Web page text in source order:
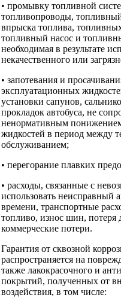
• промывку топливной
топливопроводы,
впрыска топлива,
топливный насос и
необходимая в результате
некачественного или
• запотевания и
эксплуатационных
установки сапунов,
прокладок автобуса, не
ненормативным
жидкостей в период между
обслуживанием;
• перегорание плавких
• расходы, связанные с
использовать неисправный
времени, транспортные
топливо, износ шин, потеря
коммерческие потери.
Гарантия от сквозной
распространяется на
также лакокрасочного и
покрытий, полученных от
воздействия, в том числе: